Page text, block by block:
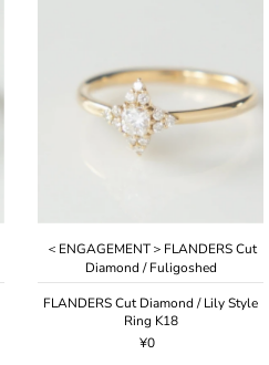
＜ENGAGEMENT＞FLANDERS Cut
Diamond / Fuligoshed
FLANDERS Cut Diamond / Lily Style
Ring K18
¥0